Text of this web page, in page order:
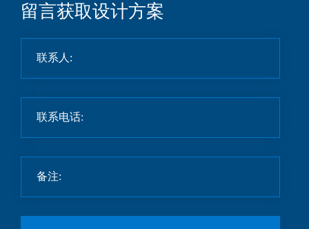
留言获取设计方案